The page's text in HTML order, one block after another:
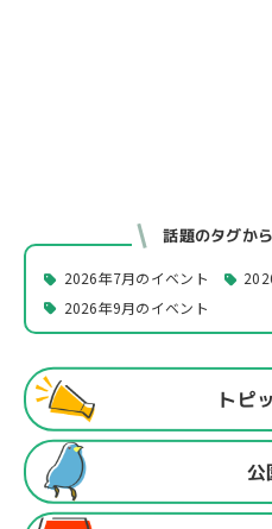
話題のタグか
2026年7月のイベント
2026年9月のイベント
トピ
公